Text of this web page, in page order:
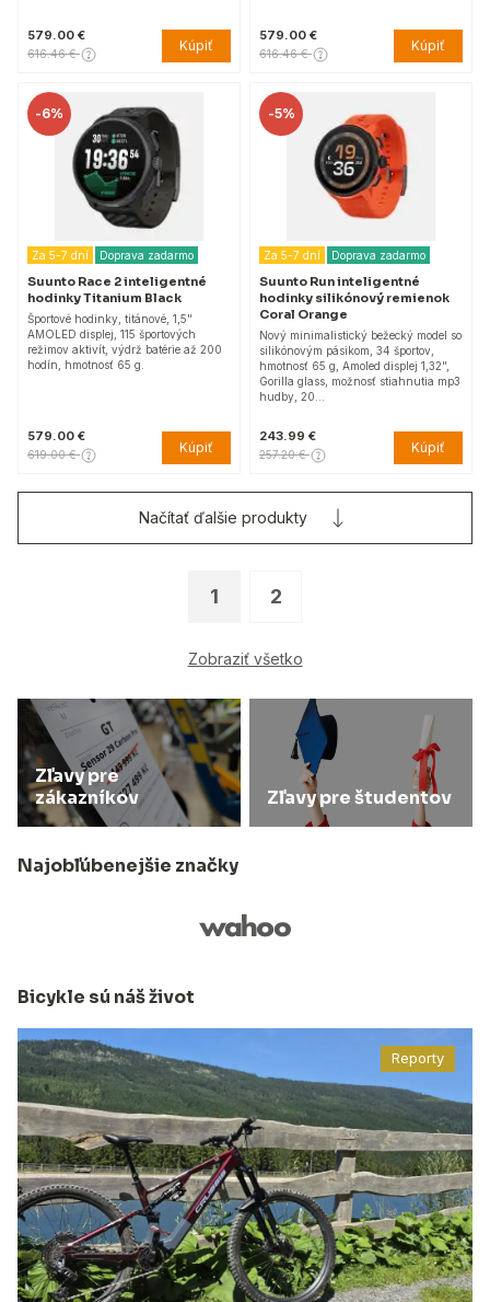
579.00 €
616.46 € Kúpiť
579.00 €
616.46 € Kúpiť
-6%
Za 5-7 dní Doprava zadarmo
Suunto Race 2 inteligentné
hodinky Titanium Black
Športové hodinky, titánové, 1,5"
AMOLED displej, 115 športových
režimov aktivít, výdrž batérie až 200
hodín, hmotnosť 65 g.
579.00 €
619.00 € Kúpiť
-5%
Za 5-7 dní Doprava zadarmo
Suunto Run inteligentné
hodinky silikónový remienok
Coral Orange
Nový minimalistický bežecký model so
silikónovým pásikom, 34 športov,
hmotnosť 65 g, Amoled displej 1,32",
Gorilla glass, možnosť stiahnutia mp3
hudby, 20…
243.99 €
257.20 € Kúpiť
1 2
Zobraziť všetko
Načítať ďalšie produkty
Zľavy pre
zákazníkov
Zľavy pre študentov
Najobľúbenejšie značky
Bicykle sú náš život
Reporty